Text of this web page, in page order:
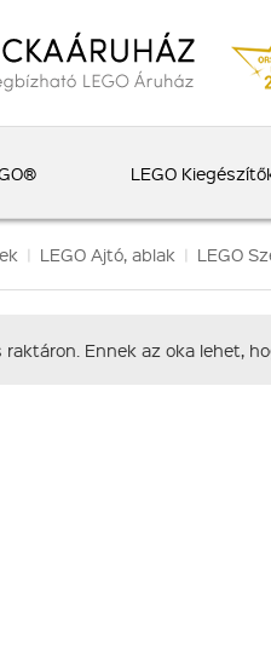
LEGO
| LEGO Ajtó, ablak | LEGO
Ennek az oka lehet,